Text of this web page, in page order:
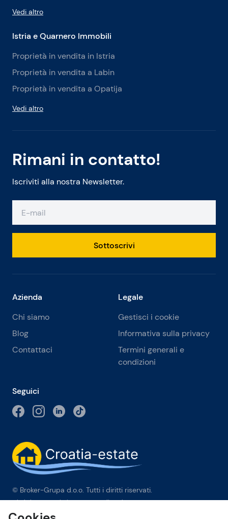
Rimani in contatto!
Iscriviti alla nostra Newsletter.
Sottoscrivi
Vedi altro
Istria e Quarnero Immobili
Proprietà in vendita in Istria
Proprietà in vendita a Labin
Proprietà in vendita a Opatija
Vedi altro
Azienda
Chi siamo
Blog
Contattaci
Legale
Gestisci i cookie
Informativa sulla privacy
Termini generali e
condizioni
Seguici
© Broker-Grupa d.o.o. Tutti i diritti riservati.
Obala kneza Branimira 1, 21000 Split-Phone: +385 98 384 007